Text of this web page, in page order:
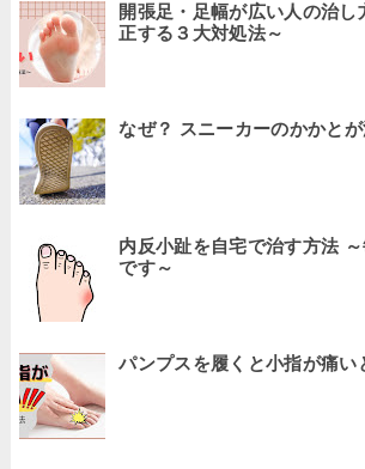
開張足・足幅が広い人の治し
正する３大対処法～
なぜ？ スニーカーのかかと
内反小趾を自宅で治す方法
です～
パンプスを履くと小指が痛い